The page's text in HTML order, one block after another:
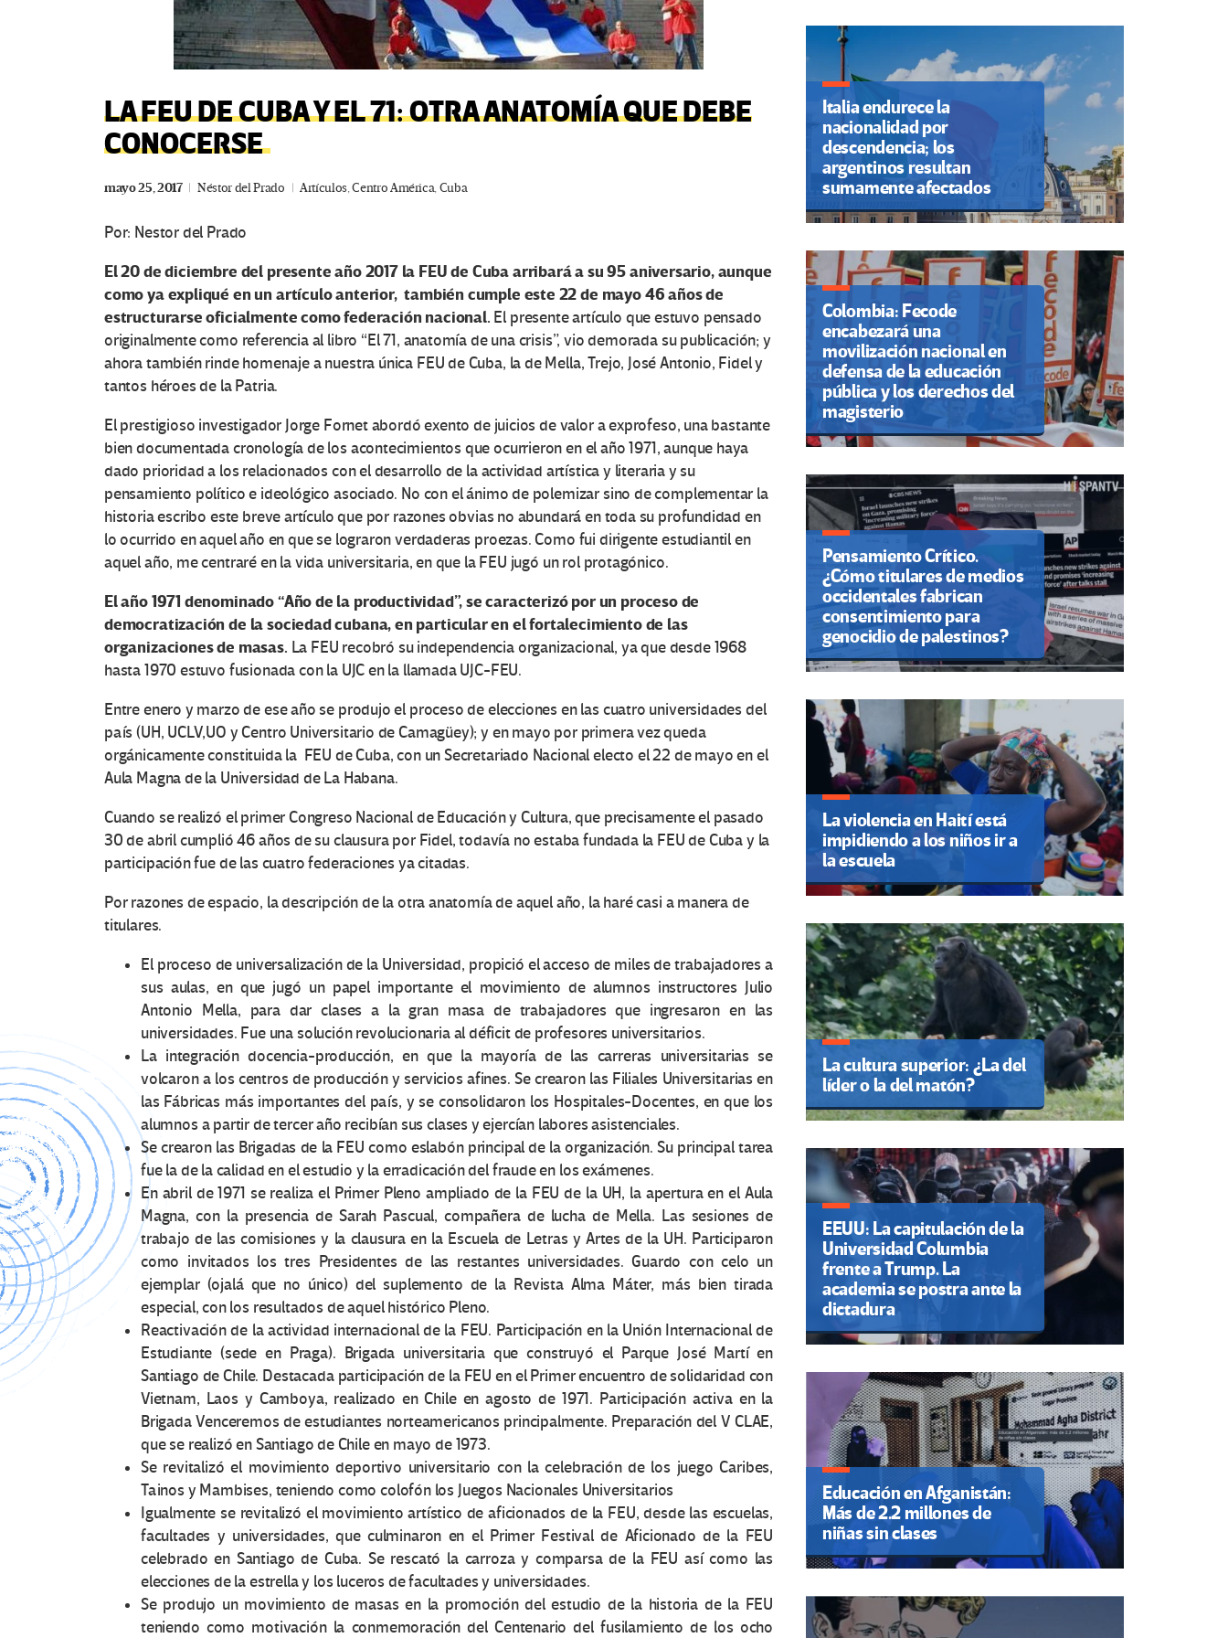
LA FEU DE CUBA Y EL 71: OTRA ANATOMÍA QUE DEBE
CONOCERSE
mayo 25, 2017 Néstor del Prado Artículos,Centro América,Cuba
Por: Nestor del Prado
El 20 de diciembre del presente año 2017 la FEU de Cuba arribará a su 95 aniversario, aunque
como ya expliqué en un artículo anterior, también cumple este 22 de mayo 46 años de
estructurarse oficialmente como federación nacional. El presente artículo que estuvo pensado
originalmente como referencia al libro “El 71, anatomía de una crisis”, vio demorada su publicación; y
ahora también rinde homenaje a nuestra única FEU de Cuba, la de Mella, Trejo, José Antonio, Fidel y
tantos héroes de la Patria.
El prestigioso investigador Jorge Fornet abordó exento de juicios de valor a exprofeso, una bastante
bien documentada cronología de los acontecimientos que ocurrieron en el año 1971, aunque haya
dado prioridad a los relacionados con el desarrollo de la actividad artística y literaria y su
pensamiento político e ideológico asociado. No con el ánimo de polemizar sino de complementar la
historia escribo este breve artículo que por razones obvias no abundará en toda su profundidad en
lo ocurrido en aquel año en que se lograron verdaderas proezas. Como fui dirigente estudiantil en
aquel año, me centraré en la vida universitaria, en que la FEU jugó un rol protagónico.
El año 1971 denominado “Año de la productividad”, se caracterizó por un proceso de
democratización de la sociedad cubana, en particular en el fortalecimiento de las
organizaciones de masas. La FEU recobró su independencia organizacional, ya que desde 1968
hasta 1970 estuvo fusionada con la UJC en la llamada UJC-FEU.
Entre enero y marzo de ese año se produjo el proceso de elecciones en las cuatro universidades del
país (UH, UCLV,UO y Centro Universitario de Camagüey); y en mayo por primera vez queda
orgánicamente constituida la FEU de Cuba, con un Secretariado Nacional electo el 22 de mayo en el
Aula Magna de la Universidad de La Habana.
Cuando se realizó el primer Congreso Nacional de Educación y Cultura, que precisamente el pasado
30 de abril cumplió 46 años de su clausura por Fidel, todavía no estaba fundada la FEU de Cuba y la
participación fue de las cuatro federaciones ya citadas.
Por razones de espacio, la descripción de la otra anatomía de aquel año, la haré casi a manera de
titulares.
El proceso de universalización de la Universidad, propició el acceso de miles de trabajadores a
sus aulas, en que jugó un papel importante el movimiento de alumnos instructores Julio
Antonio Mella, para dar clases a la gran masa de trabajadores que ingresaron en las
universidades. Fue una solución revolucionaria al déficit de profesores universitarios.
La integración docencia-producción, en que la mayoría de las carreras universitarias se
volcaron a los centros de producción y servicios afines. Se crearon las Filiales Universitarias en
las Fábricas más importantes del país, y se consolidaron los Hospitales-Docentes, en que los
alumnos a partir de tercer año recibían sus clases y ejercían labores asistenciales.
Se crearon las Brigadas de la FEU como eslabón principal de la organización. Su principal tarea
fue la de la calidad en el estudio y la erradicación del fraude en los exámenes.
En abril de 1971 se realiza el Primer Pleno ampliado de la FEU de la UH, la apertura en el Aula
Magna, con la presencia de Sarah Pascual, compañera de lucha de Mella. Las sesiones de
trabajo de las comisiones y la clausura en la Escuela de Letras y Artes de la UH. Participaron
como invitados los tres Presidentes de las restantes universidades. Guardo con celo un
ejemplar (ojalá que no único) del suplemento de la Revista Alma Máter, más bien tirada
especial, con los resultados de aquel histórico Pleno.
Reactivación de la actividad internacional de la FEU. Participación en la Unión Internacional de
Estudiante (sede en Praga). Brigada universitaria que construyó el Parque José Martí en
Santiago de Chile. Destacada participación de la FEU en el Primer encuentro de solidaridad con
Vietnam, Laos y Camboya, realizado en Chile en agosto de 1971. Participación activa en la
Brigada Venceremos de estudiantes norteamericanos principalmente. Preparación del V CLAE,
que se realizó en Santiago de Chile en mayo de 1973.
Se revitalizó el movimiento deportivo universitario con la celebración de los juego Caribes,
Tainos y Mambises, teniendo como colofón los Juegos Nacionales Universitarios
Igualmente se revitalizó el movimiento artístico de aficionados de la FEU, desde las escuelas,
facultades y universidades, que culminaron en el Primer Festival de Aficionado de la FEU
celebrado en Santiago de Cuba. Se rescató la carroza y comparsa de la FEU así como las
elecciones de la estrella y los luceros de facultades y universidades.
Se produjo un movimiento de masas en la promoción del estudio de la historia de la FEU
teniendo como motivación la conmemoración del Centenario del fusilamiento de los ocho
Italia endurece la
nacionalidad por
descendencia; los
argentinos resultan
sumamente afectados
Colombia: Fecode
encabezará una
movilización nacional en
defensa de la educación
pública y los derechos del
magisterio
Pensamiento Crítico.
¿Cómo titulares de medios
occidentales fabrican
consentimiento para
genocidio de palestinos?
La violencia en Haití está
impidiendo a los niños ir a
la escuela
La cultura superior: ¿La del
líder o la del matón?
EEUU: La capitulación de la
Universidad Columbia
frente a Trump. La
academia se postra ante la
dictadura
Educación en Afganistán:
Más de 2.2 millones de
niñas sin clases